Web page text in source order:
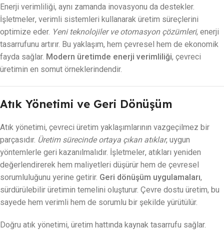
Enerji verimliliği, aynı zamanda inovasyonu da destekler.
İşletmeler, verimli sistemleri kullanarak üretim süreçlerini
optimize eder. Yeni teknolojiler ve otomasyon çözümleri, enerji
tasarrufunu artırır. Bu yaklaşım, hem çevresel hem de ekonomik
fayda sağlar. Modern üretimde enerji verimliliği, çevreci
üretimin en somut örneklerindendir.
Atık Yönetimi ve Geri Dönüşüm
Atık yönetimi, çevreci üretim yaklaşımlarının vazgeçilmez bir
parçasıdır. Üretim sürecinde ortaya çıkan atıklar, uygun
yöntemlerle geri kazanılmalıdır. İşletmeler, atıkları yeniden
değerlendirerek hem maliyetleri düşürür hem de çevresel
sorumluluğunu yerine getirir. Geri dönüşüm uygulamaları,
sürdürülebilir üretimin temelini oluşturur. Çevre dostu üretim, bu
sayede hem verimli hem de sorumlu bir şekilde yürütülür.
Doğru atık yönetimi, üretim hattında kaynak tasarrufu sağlar.